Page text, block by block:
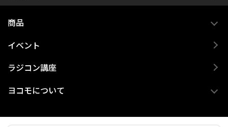
商品
イベント
ラジコン講座
ヨコモについて